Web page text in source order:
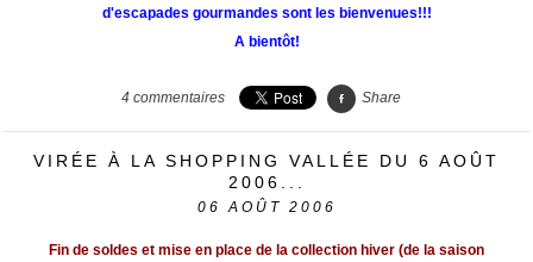
d'escapades gourmandes sont les bienvenues!!!
A bientôt!
4 commentaires Share
VIRÉE À LA SHOPPING VALLÉE DU 6 AOÛT
2006...
06 AOÛT 2006
Fin de soldes et mise en place de la collection hiver (de la saison